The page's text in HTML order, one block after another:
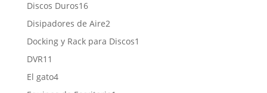
Discos Duros1616
productos
Disipadores de Aire22
productos
Docking y Rack para Discos1
DVR11
productos
El gato44
productos